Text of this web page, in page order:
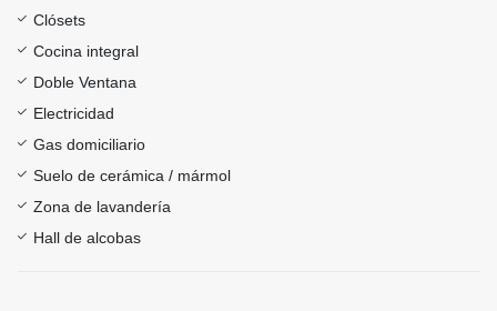
Clósets
Cocina integral
Doble Ventana
Electricidad
Gas domiciliario
Suelo de cerámica / mármol
Zona de lavandería
Hall de alcobas